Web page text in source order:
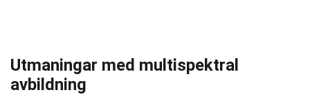
Utmaningar med multispektral
avbildning